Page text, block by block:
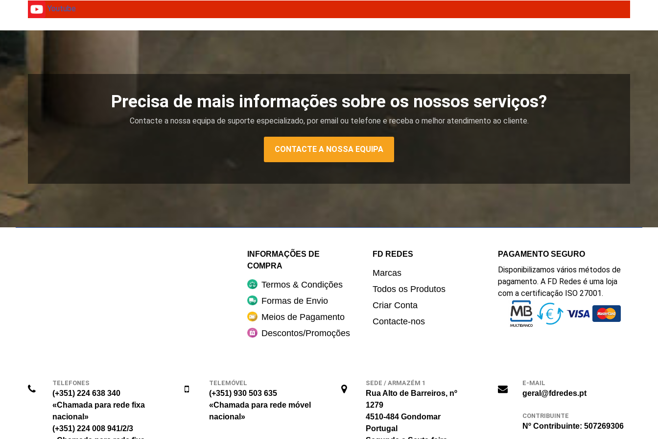
Youtube
Precisa de mais informações sobre os nossos serviços?
Contacte a nossa equipa de suporte especializado, por email ou telefone e receba o melhor atendimento ao cliente.
CONTACTE A NOSSA EQUIPA
INFORMAÇÕES DE
COMPRA
Termos & Condições
Formas de Envio
Meios de Pagamento
Descontos/Promoções
FD REDES
Marcas
Todos os Produtos
Criar Conta
Contacte-nos
PAGAMENTO SEGURO
Disponibilizamos vários métodos de
pagamento. A FD Redes é uma loja
com a certificação ISO 27001.
TELEFONES
(+351) 224 638 340
«Chamada para rede fixa
nacional»
(+351) 224 008 941/2/3
TELEMÓVEL
(+351) 930 503 635
«Chamada para rede móvel
nacional»
SEDE / ARMAZÉM 1
Rua Alto de Barreiros, nº
1279
4510-484 Gondomar
Portugal
E-MAIL
geral@fdredes.pt
CONTRIBUINTE
Nº Contribuinte: 507269306